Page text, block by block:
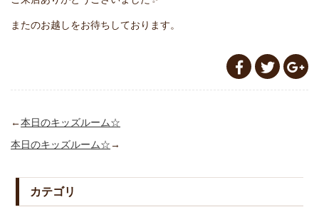
またのお越しをお待ちしております。
←本日のキッズルーム☆
本日のキッズルーム☆→
カテゴリ